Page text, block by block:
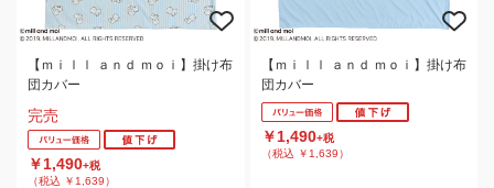
【ｍｉｌｌ ａｎｄ ｍｏｉ】掛け布
団カバー
完売
￥1,490+税
（税込 ￥1,639）
【ｍｉｌｌ ａｎｄ ｍｏｉ】掛け布
団カバー
￥1,490+税
（税込 ￥1,639）